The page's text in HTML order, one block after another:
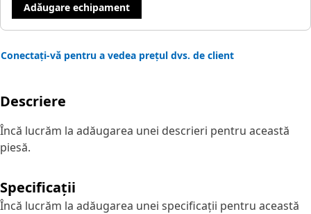
Adăugare echipament
Conectați-vă pentru a vedea prețul dvs. de client
Descriere
Încă lucrăm la adăugarea unei descrieri pentru această
piesă.
Specificații
Încă lucrăm la adăugarea unei specificații pentru această